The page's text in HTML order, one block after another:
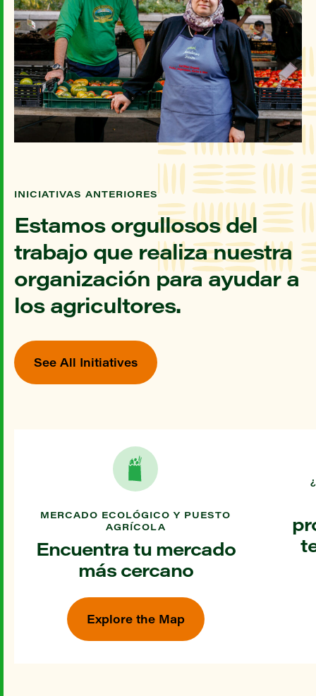
INICIATIVAS ANTERIORES
Estamos orgullosos del
trabajo que realiza nuestra
organización para ayudar a
los agricultores.
See All Initiatives
MERCADO ECOLÓGICO Y PUESTO
AGRÍCOLA
Encuentra tu mercado
más cercano
Explore the Map